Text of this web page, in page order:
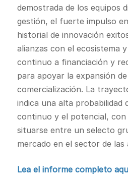
demostrada de los equipos
gestión, el fuerte impulso
historial de innovación
alianzas con el ecosistema
continuo a financiación y
para apoyar la expansión
comercialización. La
indica una alta probabilidad
continuo y el potencial, con
situarse entre un selecto
mercado en el sector de las
Lea el informe completo